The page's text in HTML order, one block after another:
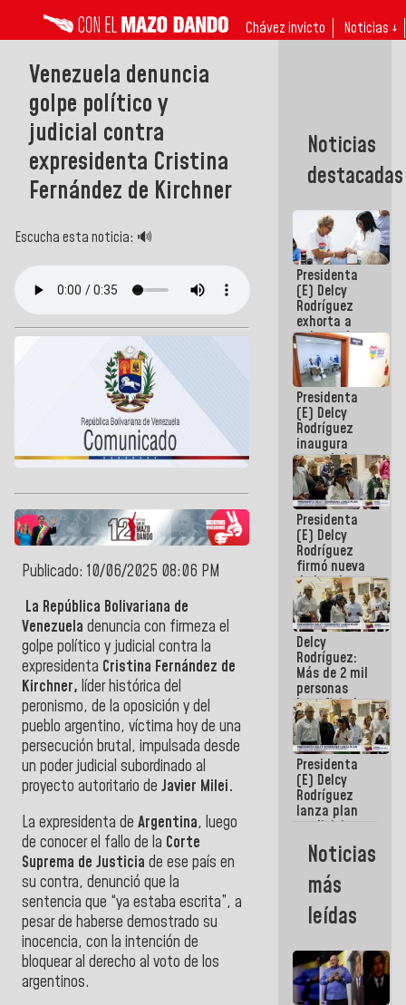
Chávez invicto Noticias ↓
Venezuela denuncia
golpe político y
judicial contra
expresidenta Cristina
Fernández de Kirchner
Escucha esta noticia: 🔊
Publicado: 10/06/2025 08:06 PM
La República Bolivariana de
Venezuela denuncia con firmeza el
golpe político y judicial contra la
expresidenta Cristina Fernández de
Kirchner, líder histórica del
peronismo, de la oposición y del
pueblo argentino, víctima hoy de una
persecución brutal, impulsada desde
un poder judicial subordinado al
proyecto autoritario de Javier Milei.
La expresidenta de Argentina, luego
de conocer el fallo de la Corte
Suprema de Justicia de ese país en
su contra, denunció que la
sentencia que “ya estaba escrita”, a
pesar de haberse demostrado su
inocencia, con la intención de
bloquear al derecho al voto de los
argentinos.
Noticias
destacadas
Presidenta
(E) Delcy
Rodríguez
exhorta a
gobernadores
y alcaldes a
edificar
casas para
abuelos
Presidenta
(E) Delcy
Rodríguez
inaugura
casa de los
Abuelos
Primavera
en Caracas
Presidenta
(E) Delcy
Rodríguez
firmó nueva
de Ley de
Arrendamiento
aprobada
por la AN
Delcy
Rodríguez:
Más de 2 mil
personas
beneficiadas
con planes
para
atención de
emergencia
sísmica en
la última
semana
Presidenta
(E) Delcy
Rodríguez
lanza plan
crediticio
con subsidio
a Juntas de
Condominio
Noticias
más
leídas